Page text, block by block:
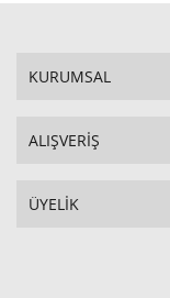
KURUMSAL
ALIŞVERİŞ
ÜYELİK